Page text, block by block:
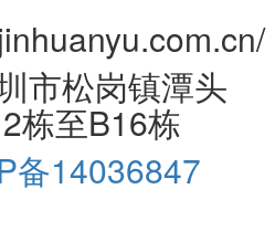
市松岗镇潭头
栋至B16栋
备14036847